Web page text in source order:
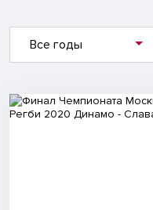
Все годы
Видео